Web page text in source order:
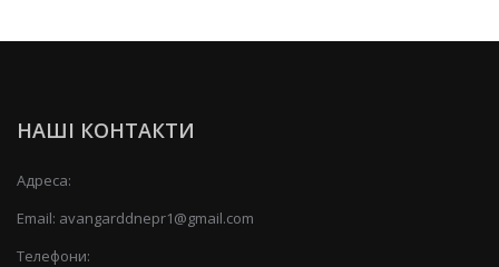
НАШІ КОНТАКТИ
Адреса:
Email: avangarddnepr1@gmail.com
Телефони: